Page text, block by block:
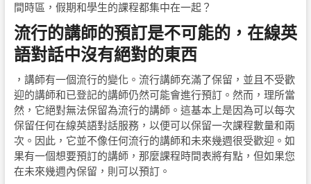
間時區，假期和學生的課程都集中在一起？
流行的講師的預訂是不可能的，在線英
語對話中沒有絕對的東西
，講師有一個流行的變化。流行講師充滿了保留，並且不受歡
迎的講師和已登記的講師仍然可能會進行預訂。然而，理所當
然，它絕對無法保留為流行的講師。這基本上是因為可以每次
保留任何在線英語對話服務，以便可以保留一次課程數量和兩
次。因此，它並不像任何流行的講師和未來幾週很受歡迎。如
果有一個想要預訂的講師，那麼課程時間表將有點，但如果您
在未來幾週內保留，則可以預訂。